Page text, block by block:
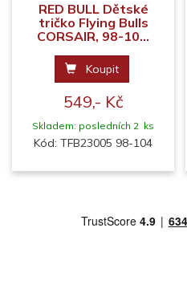
RED BULL Dětské
tričko Flying Bulls
CORSAIR, 98-10...
Koupit
549,- Kč
Skladem: posledních 2 ks
Kód: TFB23005 98-104